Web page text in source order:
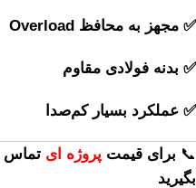
✅ مجهز به محافظ Overload
✅ بدنه فولادی مقاوم
✅ عملکرد بسیار کم‌صدا
📞 برای قیمت پروژه ای تماس
بگیرید